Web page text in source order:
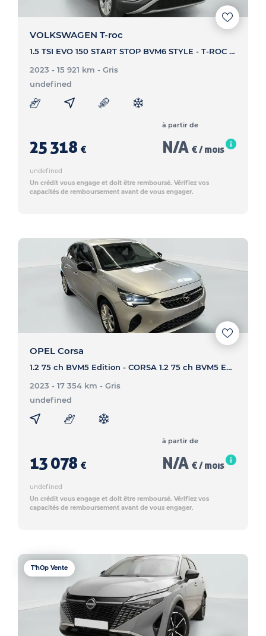
VOLKSWAGEN T-roc
1.5 TSI EVO 150 START STOP BVM6 STYLE - T-ROC 1.5 TSI EVO 150 START STOP BVM6 STYLE
2023 - 15 921 km - Gris
undefined
25 318 €
à partir de
N/A € / mois
undefined
Un crédit vous engage et doit être remboursé. Vérifiez vos
capacités de remboursement avant de vous engager.
OPEL Corsa
1.2 75 ch BVM5 Edition - CORSA 1.2 75 ch BVM5 Edition
2023 - 17 354 km - Gris
undefined
13 078 €
à partir de
N/A € / mois
undefined
Un crédit vous engage et doit être remboursé. Vérifiez vos
capacités de remboursement avant de vous engager.
T'hOp Vente